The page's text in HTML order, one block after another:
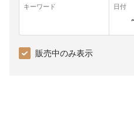
キーワード 日付
販売中のみ表示